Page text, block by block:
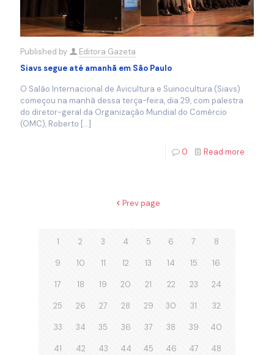
Published by
Editora Gazeta
Siavs segue até amanhã em São Paulo
O Salão Internacional de Avicultura e Suinocultura (Siavs)
começou na manhã dessa terça-feira, dia 29, com palestra
do diretor-geral da Organização Mundial do Comércio
(OMC), Roberto […]
0 Read more
Prev page
1 2 3 4 5 6 7 8
9 10 11 12 13 14 15 16
17 18 19 20 21 22 23 24
25 26 27 28 29 30 31 32
33 34 35 36 37 38 39 40
41 42 43 44 45 46 47 48